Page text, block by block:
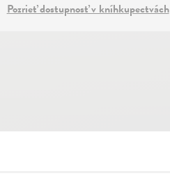
Pozrieť dostupnosť v kníhkupectvách